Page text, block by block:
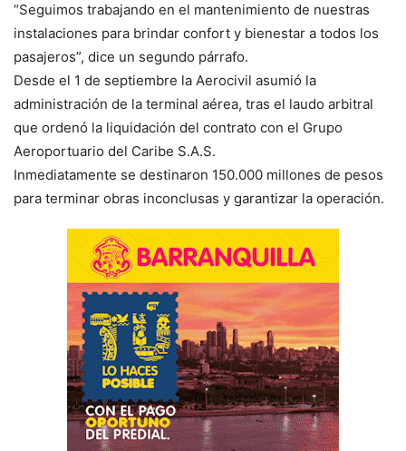
“Seguimos trabajando en el mantenimiento de nuestras
instalaciones para brindar confort y bienestar a todos los
pasajeros”, dice un segundo párrafo.
Desde el 1 de septiembre la Aerocivil asumió la
administración de la terminal aérea, tras el laudo arbitral
que ordenó la liquidación del contrato con el Grupo
Aeroportuario del Caribe S.A.S.
Inmediatamente se destinaron 150.000 millones de pesos
para terminar obras inconclusas y garantizar la operación.